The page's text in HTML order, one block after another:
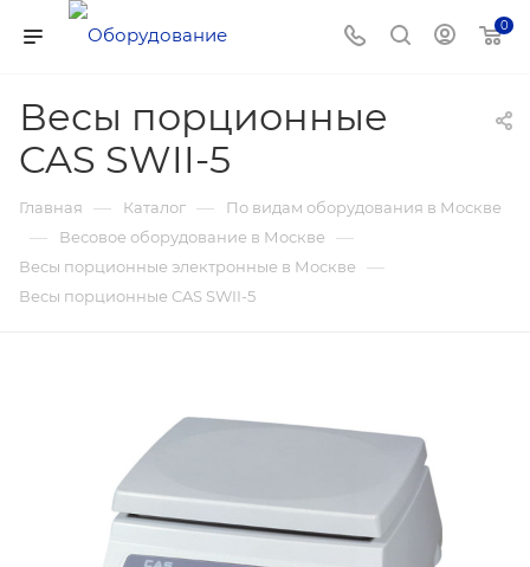
0
Весы порционные
CAS SWII-5
Главная — Каталог — По видам оборудования в Москве
— Весовое оборудование в Москве —
Весы порционные электронные в Москве —
Весы порционные CAS SWII-5